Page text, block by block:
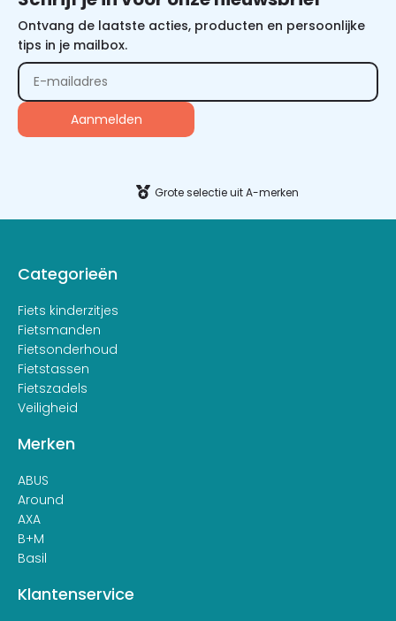
Ontvang de laatste acties, producten en persoonlijke
tips in je mailbox.
Grote selectie uit A-merken
Categorieën
Fiets kinderzitjes
Fietsmanden
Fietsonderhoud
Fietstassen
Fietszadels
Veiligheid
Merken
ABUS
Around
AXA
B+M
Basil
Klantenservice